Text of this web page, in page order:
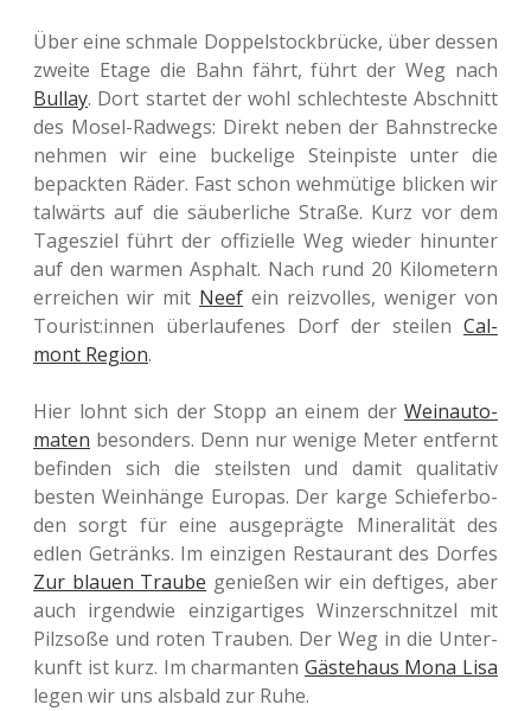
Über eine schma­le Dop­pel­stock­brü­cke, über dessen
zweite Etage die Bahn fährt, führt der Weg nach
Bullay. Dort star­tet der wohl schlech­tes­te Abschnitt
des Mosel-Rad­wegs: Direkt neben der Bahn­stre­cke
nehmen wir eine bucke­li­ge Stein­pis­te unter die
bepack­ten Räder. Fast schon weh­mü­ti­ge bli­cken wir
tal­wärts auf die säu­ber­li­che Straße. Kurz vor dem
Tages­ziel führt der offi­zi­el­le Weg wieder hin­un­ter
auf den warmen Asphalt. Nach rund 20 Kilo­me­tern
errei­chen wir mit Neef ein reiz­vol­les, weni­ger von
Tourist:innen über­lau­fe­nes Dorf der stei­len Cal­
mont Region.
Hier lohnt sich der Stopp an einem der Wein­au­to­
ma­ten beson­ders. Denn nur wenige Meter ent­fernt
befin­den sich die steils­ten und damit qua­li­ta­tiv
besten Wein­hän­ge Euro­pas. Der karge Schie­fer­bo­
den sorgt für eine aus­ge­präg­te Mine­ra­li­tät des
edlen Getränks. Im ein­zi­gen Restau­rant des Dorfes
Zur blauen Traube genie­ßen wir ein def­ti­ges, aber
auch irgend­wie ein­zig­ar­ti­ges Win­zer­schnit­zel mit
Pilz­so­ße und roten Trau­ben. Der Weg in die Unter­
kunft ist kurz. Im char­man­ten Gäs­te­haus Mona Lisa
legen wir uns als­bald zur Ruhe.